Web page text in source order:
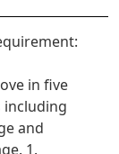
in five
including
and
1.